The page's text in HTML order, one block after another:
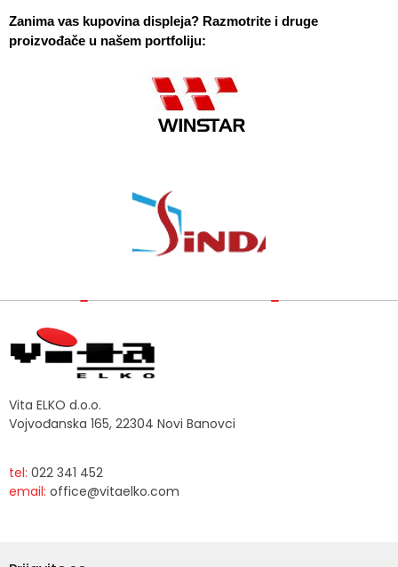
Zanima vas kupovina displeja? Razmotrite i druge
proizvođače u našem portfoliju:
Vita ELKO d.o.o.
Vojvođanska 165, 22304 Novi Banovci
tel: 022 341 452
email: office@vitaelko.com